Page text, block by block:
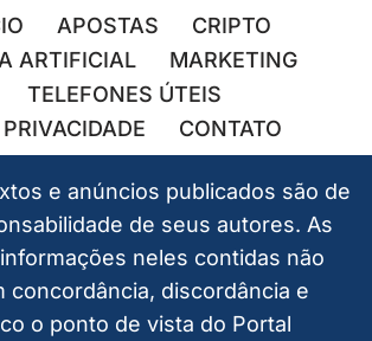
APOSTAS
CRIPTO
ARTIFICIAL
MARKETING
TELEFONES ÚTEIS
CONTATO
e anúncios publicados são de
de seus autores. As
neles contidas não
concordância, discordância e
o ponto de vista do Portal